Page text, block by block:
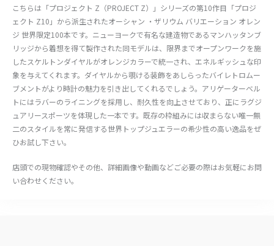
こちらは「プロジェクト Z（PROJECT Z）」シリーズの第10作目「プロジ
ェクト Z10」から派生されたオーシャン ・ザリウム バリエーション オレン
ジ 世界限定100本です。ニューヨークで有名な建造物であるマンハッタンブ
リッジから着想を得て製作された同モデルは、限界までオープンワークを施
したスケルトンダイヤルがオレンジカラーで統一され、エネルギッシュな印
象を与えてくれます。ダイヤルから覗ける装飾をあしらったバイレトロムー
ブメントがより時計の魅力を引き出してくれるでしょう。アリゲーターベル
トにはラバーのライニングを採用し、耐久性を向上させており、正にラグジ
ュアリースポーツを体現した一本です。既存の枠組みには収まらない唯一無
二のスタイルを常に発信する世界トップジュエラーの希少性の高い逸品をぜ
ひお試し下さい。
店頭での現物確認やその他、詳細画像や動画などご必要の際はお気軽にお問
い合わせください。